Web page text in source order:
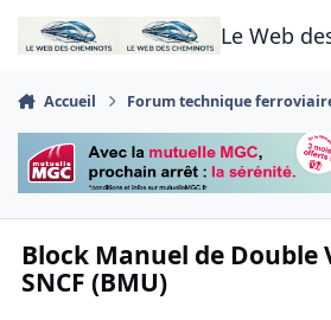
Aller au contenu
Le Web
Accueil Forum technique
Block Manuel de Double
SNCF (BMU)